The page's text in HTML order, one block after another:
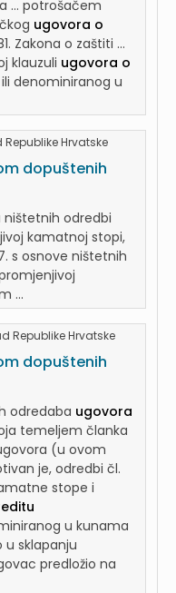
... potrošačem
ugovora o
Zakona o zaštiti ...
klauzuli ugovora o
denominiranog u
Hrvatske
dopuštenih
ništetnih odredbi
kamatnoj stopi,
s osnove ništetnih
...
Republike Hrvatske
dopuštenih
odredaba ugovora
temeljem članka
(u ovom
je, odredbi čl.
stope i
u kunama
u sklapanju
predložio na